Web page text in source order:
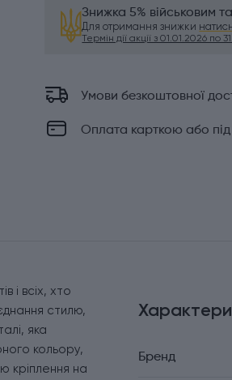
Знижка 5% військовим
Для отримання знижки
Термін дії акції з 01.01.2026 по
Умови безкоштовної
Оплата карткою або
і всіх, хто
стилю,
яка
кольору,
кріплення на
Бренд